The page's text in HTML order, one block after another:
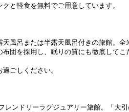
と軽食を無料でご用意しています。
風呂または半露天風呂付きの旅館。全
団を採用し、眠りの質にも徹底してこ
ごしください。
ンドリーラグジュアリー旅館。「大